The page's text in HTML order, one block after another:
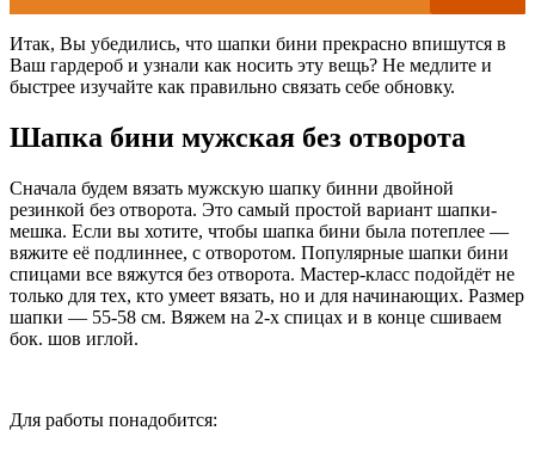
Итак, Вы убедились, что шапки бини прекрасно впишутся в
Ваш гардероб и узнали как носить эту вещь? Не медлите и
быстрее изучайте как правильно связать себе обновку.
Шапка бини мужская без отворота
Сначала будем вязать мужскую шапку бинни двойной
резинкой без отворота. Это самый простой вариант шапки-
мешка. Если вы хотите, чтобы шапка бини была потеплее —
вяжите её подлиннее, с отворотом. Популярные шапки бини
спицами все вяжутся без отворота. Мастер-класс подойдёт не
только для тех, кто умеет вязать, но и для начинающих. Размер
шапки — 55-58 см. Вяжем на 2-х спицах и в конце сшиваем
бок. шов иглой.
Для работы понадобится: